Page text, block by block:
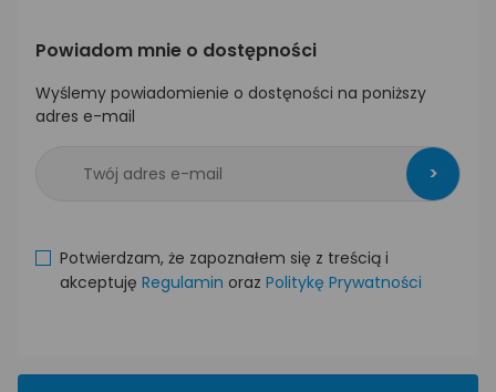
Powiadom mnie o dostępności
Wyślemy powiadomienie o dostęności na poniższy
adres e-mail
>
Potwierdzam, że zapoznałem się z treścią i
akceptuję Regulamin oraz Politykę Prywatności